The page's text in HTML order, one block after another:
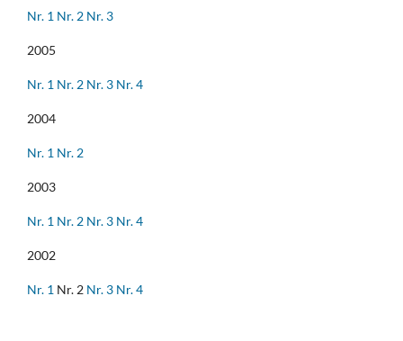
Nr. 1 Nr. 2 Nr. 3
2005
Nr. 1 Nr. 2 Nr. 3 Nr. 4
2004
Nr. 1 Nr. 2
2003
Nr. 1 Nr. 2 Nr. 3 Nr. 4
2002
Nr. 1 Nr. 2 Nr. 3 Nr. 4